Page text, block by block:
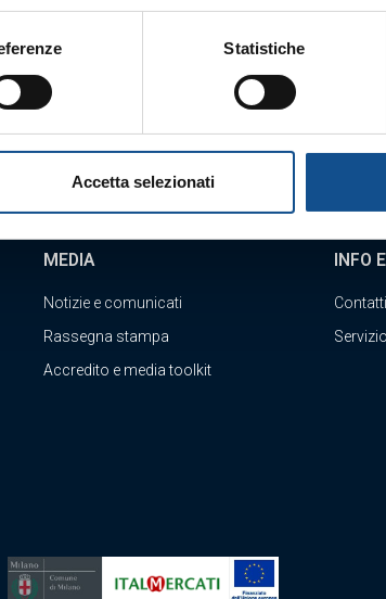
i cookie non tecnici e verranno installati
dall’art. 13 del Regolamento (UE) 2016/679,
della
e si intende ivi richiamata,
Statistiche
Accetta selezionati
MERCATI DI QUARTIERE
MEDIA
Notizie e comunicati
Rassegna stampa
Accredito e media toolkit
INFO
Contatti